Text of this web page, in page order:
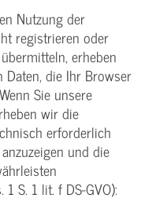
Nutzung der
registrieren oder
erheben
die Ihr Browser
Sie unsere
wir die
erforderlich
und die
S. 1 lit. f DS-GVO):